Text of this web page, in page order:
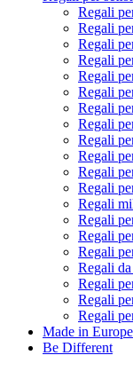
Regali
Regali
Regali
Regali
Regali
Regali
Regali
Regali
Regali
Regali
Regali
Regali
Regali
Regali
Regali
Regali
Regali
Regali
Regali
Regali
Made in Europe
Be Different